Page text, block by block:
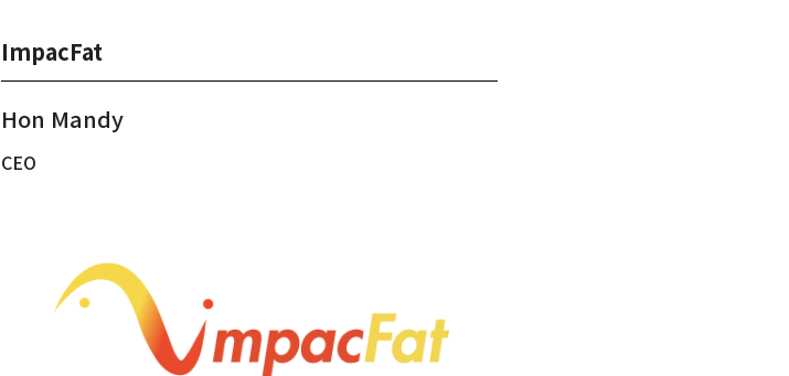
ImpacFat
Hon Mandy
CEO